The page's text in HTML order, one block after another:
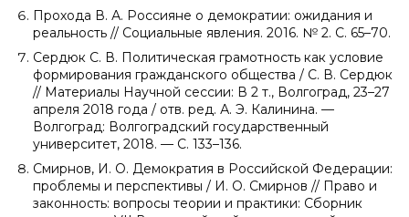
Прохода В. А. Россияне о демократии: ожидания и
реальность // Социальные явления. 2016. № 2. С. 65–70.
Сердюк С. В. Политическая грамотность как условие
формирования гражданского общества / С. В. Сердюк
// Материалы Научной сессии: В 2 т., Волгоград, 23–27
апреля 2018 года / отв. ред. А. Э. Калинина. —
Волгоград: Волгоградский государственный
университет, 2018. — С. 133–136.
Смирнов, И. О. Демократия в Российской Федерации:
проблемы и перспективы / И. О. Смирнов // Право и
законность: вопросы теории и практики: Сборник